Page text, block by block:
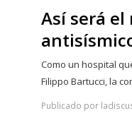
Así será
Como un hospital
Filippo Bartucci, la
Publicado por